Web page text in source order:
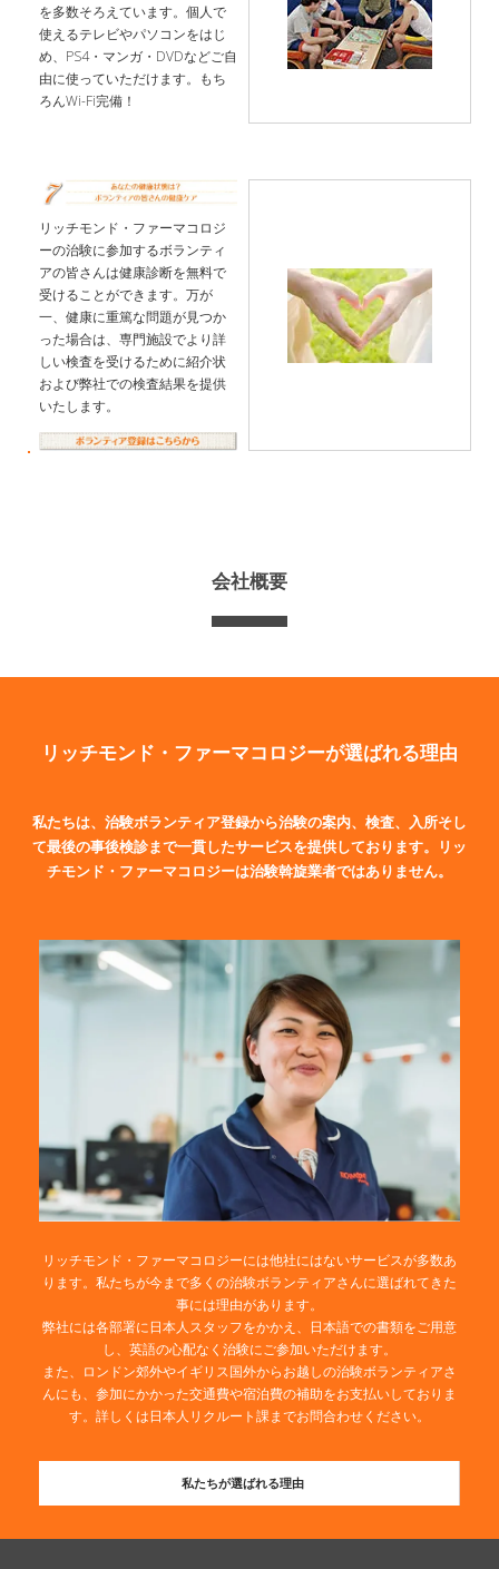
を多数そろえています。個人で
使えるテレビやパソコンをはじ
め、PS4・マンガ・DVDなどご自
由に使っていただけます。もち
ろんWi-Fi完備！
リッチモンド・ファーマコロジ
ーの治験に参加するボランティ
アの皆さんは健康診断を無料で
受けることができます。万が
一、健康に重篤な問題が見つか
った場合は、専門施設でより詳
しい検査を受けるために紹介状
および弊社での検査結果を提供
いたします。
会社概要
リッチモンド・ファーマコロジーが選ばれる理由
私たちは、治験ボランティア登録から治験の案内、検査、入所そし
て最後の事後検診まで一貫したサービスを提供しております。リッ
チモンド・ファーマコロジーは治験斡旋業者ではありません。
リッチモンド・ファーマコロジーには他社にはないサービスが多数あ
ります。私たちが今まで多くの治験ボランティアさんに選ばれてきた
事には理由があります。
弊社には各部署に日本人スタッフをかかえ、日本語での書類をご用意
し、英語の心配なく治験にご参加いただけます。
また、ロンドン郊外やイギリス国外からお越しの治験ボランティアさ
んにも、参加にかかった交通費や宿泊費の補助をお支払いしておりま
す。詳しくは日本人リクルート課までお問合わせください。
私たちが選ばれる理由